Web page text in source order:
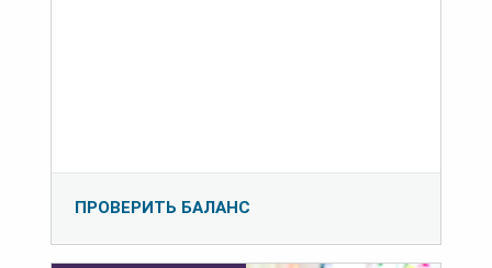
ПРОВЕРИТЬ БАЛАНС